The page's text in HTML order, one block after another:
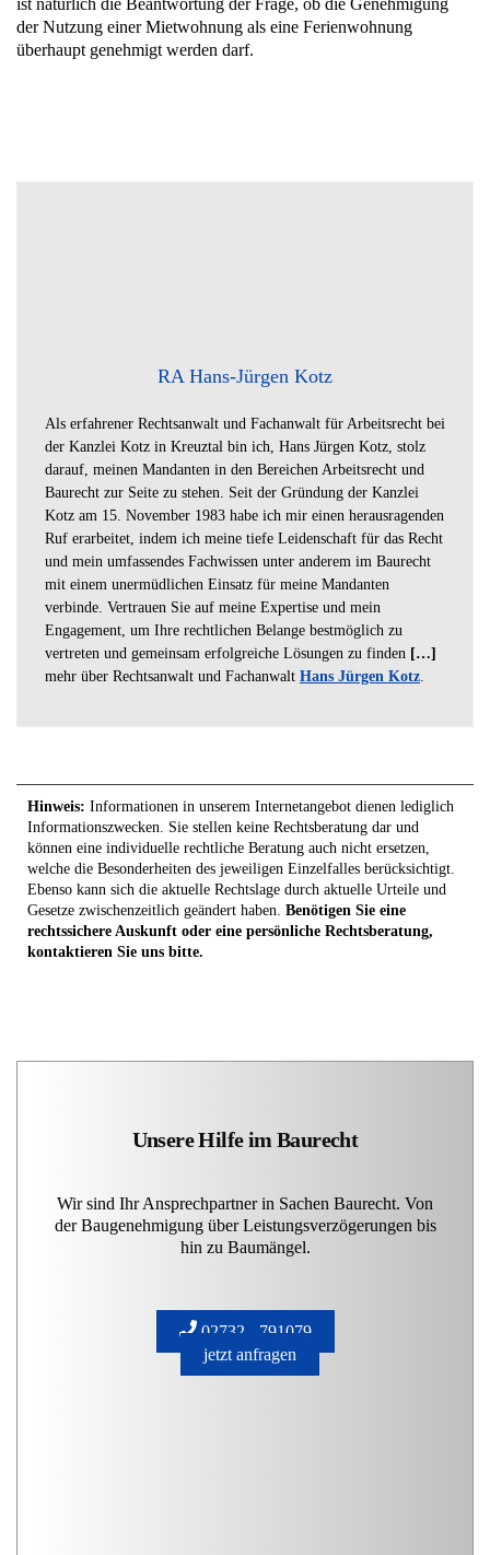
ist natürlich die Beantwortung der Frage, ob die Genehmigung
der Nutzung einer Mietwohnung als eine Ferienwohnung
überhaupt genehmigt werden darf.
RA Hans-Jürgen Kotz
Als erfahrener Rechtsanwalt und Fachanwalt für Arbeitsrecht bei
der Kanzlei Kotz in Kreuztal bin ich, Hans Jürgen Kotz, stolz
darauf, meinen Mandanten in den Bereichen Arbeitsrecht und
Baurecht zur Seite zu stehen. Seit der Gründung der Kanzlei
Kotz am 15. November 1983 habe ich mir einen herausragenden
Ruf erarbeitet, indem ich meine tiefe Leidenschaft für das Recht
und mein umfassendes Fachwissen unter anderem im Baurecht
mit einem unermüdlichen Einsatz für meine Mandanten
verbinde. Vertrauen Sie auf meine Expertise und mein
Engagement, um Ihre rechtlichen Belange bestmöglich zu
vertreten und gemeinsam erfolgreiche Lösungen zu finden […]
mehr über Rechtsanwalt und Fachanwalt Hans Jürgen Kotz.
Hinweis: Informationen in unserem Internetangebot dienen lediglich
Informationszwecken. Sie stellen keine Rechtsberatung dar und
können eine individuelle rechtliche Beratung auch nicht ersetzen,
welche die Besonderheiten des jeweiligen Einzelfalles berücksichtigt.
Ebenso kann sich die aktuelle Rechtslage durch aktuelle Urteile und
Gesetze zwischenzeitlich geändert haben. Benötigen Sie eine
rechtssichere Auskunft oder eine persönliche Rechtsberatung,
kontaktieren Sie uns bitte.
Unsere Hilfe im Baurecht
Wir sind Ihr Ansprechpartner in Sachen Baurecht. Von
der Baugenehmigung über Leistungsverzögerungen bis
hin zu Baumängel.
02732 - 791079
jetzt anfragen